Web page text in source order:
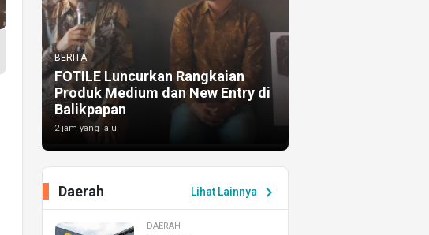
BERITA
FOTILE Luncurkan Rangkaian
Produk Medium dan New Entry di
Balikpapan
2 jam yang lalu
Lihat Lainnya chevron_right
Daerah
DAERAH